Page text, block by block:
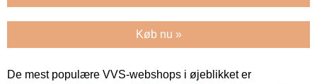
Køb nu »
De mest populære VVS-webshops i øjeblikket er